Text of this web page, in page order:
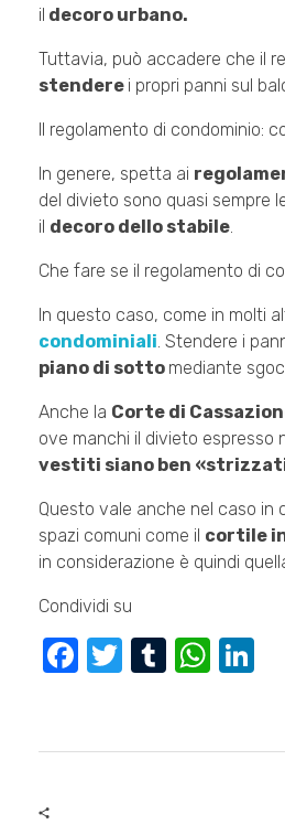
il decoro urbano.
Tuttavia, può accadere che il
stendere i propri panni sul
Il regolamento di condominio:
In genere, spetta ai
del divieto sono quasi sempre
il decoro dello stabile
Che fare se il regolamento di
In questo caso, come in molti
condominiali . Stendere i
piano di sotto mediante
Anche la Corte di
ove manchi il divieto espresso
vestiti siano ben
Questo vale anche nel caso in
spazi comuni come il cortile
in considerazione è quindi
Condividi su
F
e
T
er
T
bl
W
s
e